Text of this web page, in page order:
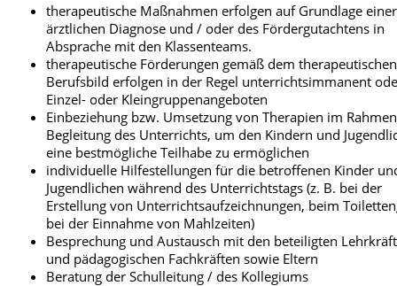
therapeutische Maßnahmen erfolgen auf Grundlage einer
ärztlichen Diagnose und / oder des Fördergutachtens in
Absprache mit den Klassenteams.
therapeutische Förderungen gemäß dem therapeutischen
Berufsbild erfolgen in der Regel unterrichtsimmanent
Einzel- oder Kleingruppenangeboten
Einbeziehung bzw. Umsetzung von Therapien im
Begleitung des Unterrichts, um den Kindern und
eine bestmögliche Teilhabe zu ermöglichen
individuelle Hilfestellungen für die betroffenen Kinder
Jugendlichen während des Unterrichtstags (z. B. bei der
Erstellung von Unterrichtsaufzeichnungen, beim
bei der Einnahme von Mahlzeiten)
Besprechung und Austausch mit den beteiligten
und pädagogischen Fachkräften sowie Eltern
Beratung der Schulleitung / des Kollegiums